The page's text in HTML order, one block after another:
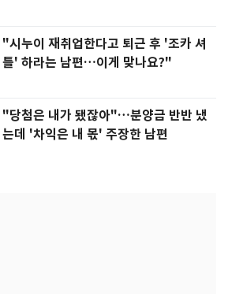
"시누이 재취업한다고 퇴근 후 '조카 셔
틀' 하라는 남편…이게 맞나요?"
"당첨은 내가 됐잖아"…분양금 반반 냈
는데 '차익은 내 몫' 주장한 남편